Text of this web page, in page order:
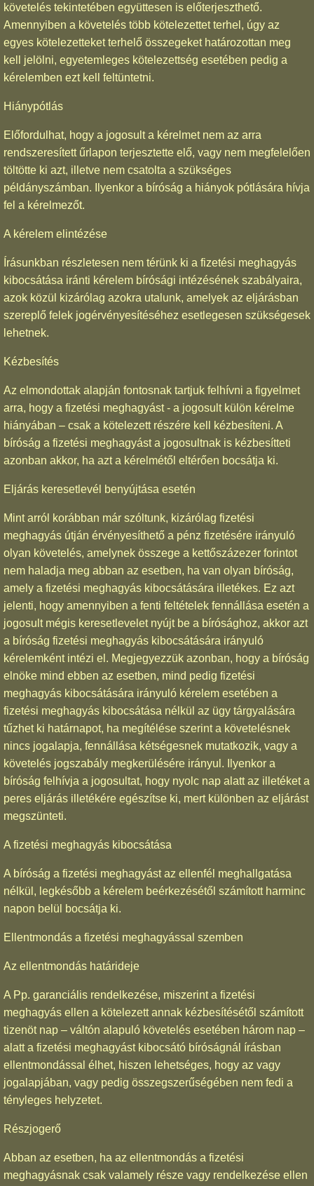
követelés tekintetében együttesen is előterjeszthető.
Amennyiben a követelés több kötelezettet terhel, úgy az
egyes kötelezetteket terhelő összegeket határozottan meg
kell jelölni, egyetemleges kötelezettség esetében pedig a
kérelemben ezt kell feltüntetni.
Hiánypótlás
Előfordulhat, hogy a jogosult a kérelmet nem az arra
rendszeresített űrlapon terjesztette elő, vagy nem megfelelően
töltötte ki azt, illetve nem csatolta a szükséges
példányszámban. Ilyenkor a bíróság a hiányok pótlására hívja
fel a kérelmezőt.
A kérelem elintézése
Írásunkban részletesen nem térünk ki a fizetési meghagyás
kibocsátása iránti kérelem bírósági intézésének szabályaira,
azok közül kizárólag azokra utalunk, amelyek az eljárásban
szereplő felek jogérvényesítéséhez esetlegesen szükségesek
lehetnek.
Kézbesítés
Az elmondottak alapján fontosnak tartjuk felhívni a figyelmet
arra, hogy a fizetési meghagyást - a jogosult külön kérelme
hiányában – csak a kötelezett részére kell kézbesíteni. A
bíróság a fizetési meghagyást a jogosultnak is kézbesítteti
azonban akkor, ha azt a kérelmétől eltérően bocsátja ki.
Eljárás keresetlevél benyújtása esetén
Mint arról korábban már szóltunk, kizárólag fizetési
meghagyás útján érvényesíthető a pénz fizetésére irányuló
olyan követelés, amelynek összege a kettőszázezer forintot
nem haladja meg abban az esetben, ha van olyan bíróság,
amely a fizetési meghagyás kibocsátására illetékes. Ez azt
jelenti, hogy amennyiben a fenti feltételek fennállása esetén a
jogosult mégis keresetlevelet nyújt be a bírósághoz, akkor azt
a bíróság fizetési meghagyás kibocsátására irányuló
kérelemként intézi el. Megjegyezzük azonban, hogy a bíróság
elnöke mind ebben az esetben, mind pedig fizetési
meghagyás kibocsátására irányuló kérelem esetében a
fizetési meghagyás kibocsátása nélkül az ügy tárgyalására
tűzhet ki határnapot, ha megítélése szerint a követelésnek
nincs jogalapja, fennállása kétségesnek mutatkozik, vagy a
követelés jogszabály megkerülésére irányul. Ilyenkor a
bíróság felhívja a jogosultat, hogy nyolc nap alatt az illetéket a
peres eljárás illetékére egészítse ki, mert különben az eljárást
megszünteti.
A fizetési meghagyás kibocsátása
A bíróság a fizetési meghagyást az ellenfél meghallgatása
nélkül, legkésőbb a kérelem beérkezésétől számított harminc
napon belül bocsátja ki.
Ellentmondás a fizetési meghagyással szemben
Az ellentmondás határideje
A Pp. garanciális rendelkezése, miszerint a fizetési
meghagyás ellen a kötelezett annak kézbesítésétől számított
tizenöt nap – váltón alapuló követelés esetében három nap –
alatt a fizetési meghagyást kibocsátó bíróságnál írásban
ellentmondással élhet, hiszen lehetséges, hogy az vagy
jogalapjában, vagy pedig összegszerűségében nem fedi a
tényleges helyzetet.
Részjogerő
Abban az esetben, ha az ellentmondás a fizetési
meghagyásnak csak valamely része vagy rendelkezése ellen